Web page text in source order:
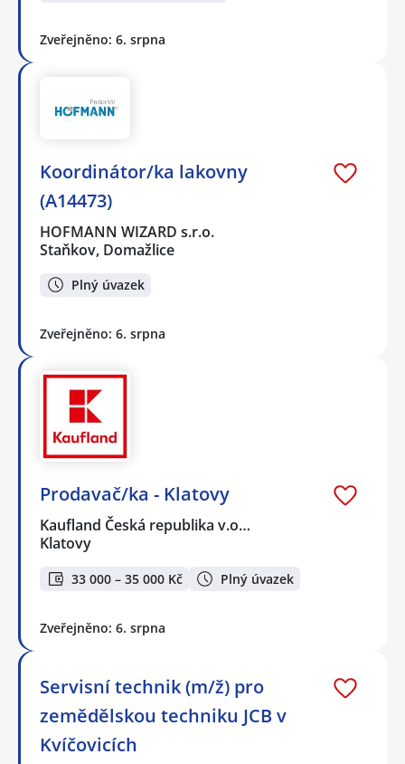
Zveřejněno: 6. srpna
Koordinátor/ka lakovny
(A14473)
HOFMANN WIZARD s.r.o.
Staňkov, Domažlice
Plný úvazek
Zveřejněno: 6. srpna
Prodavač/ka - Klatovy
Kaufland Česká republika v.o…
Klatovy
33 000 – 35 000 Kč Plný úvazek
Zveřejněno: 6. srpna
Servisní technik (m/ž) pro
zemědělskou techniku JCB v
Kvíčovicích